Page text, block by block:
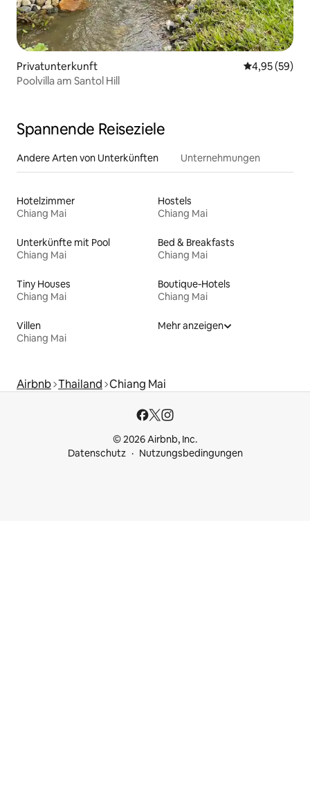
Privatunterkunft
4,95 (59)
Poolvilla am Santol Hill
Spannende Reiseziele
Andere Arten von Unterkünften Unternehmungen
Hotelzimmer
Chiang Mai
Hostels
Chiang Mai
Unterkünfte mit Pool
Chiang Mai
Bed & Breakfasts
Chiang Mai
Tiny Houses
Chiang Mai
Boutique-Hotels
Chiang Mai
Villen
Chiang Mai
Mehr anzeigen
Airbnb Thailand Chiang Mai
© 2026 Airbnb, Inc.
Datenschutz
Nutzungsbedingungen